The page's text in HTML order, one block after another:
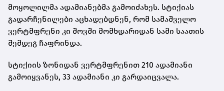
მოყოლილმა ადამიანებმა გამოიძახეს. სტიქიას
გადარჩენილები აცხადებდნენ, რომ სამაშველო
ვერტმფრენი კი შოვში მომხდარიდან სამი საათის
შემდეგ ჩაფრინდა.
სტიქიის ზონიდან ვერტმფრენით 210 ადამიანი
გამოიყვანეს, 33 ადამიანი კი გარდაიცვალა.